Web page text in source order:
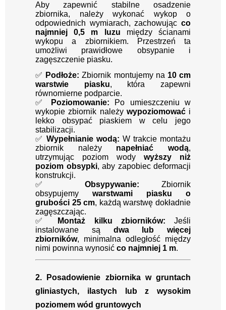
Aby zapewnić stabilne osadzenie
zbiornika, należy wykonać wykop o
odpowiednich wymiarach, zachowując co
najmniej 0,5 m luzu między ścianami
wykopu a zbiornikiem. Przestrzeń ta
umożliwi prawidłowe obsypanie i
zagęszczenie piasku.
✅ Podłoże: Zbiornik montujemy na 10 cm
warstwie piasku, która zapewni
równomierne podparcie.
✅
Poziomowanie: Po umieszczeniu w
wykopie zbiornik należy wypoziomowaći
lekko obsypać piaskiem w celu jego
stabilizacji.
✅ Wypełnianie wodą: W trakcie montażu
zbiornik należy napełniać wodą,
utrzymując poziom wody wyższy niż
poziom obsypki, aby zapobiec deformacji
konstrukcji.
✅ Obsypywanie: Zbiornik
obsypujemy warstwami piasku o
grubości 25 cm, każdą warstwę dokładnie
zagęszczając.
✅
Montaż kilku zbiorników: Jeśli
instalowane są dwa lub więcej
zbiorników, minimalna odległość między
nimi powinna wynosić co najmniej 1 m.
2. Posadowienie zbiornika w gruntach
gliniastych, ilastych lub z wysokim
poziomem wód gruntowych